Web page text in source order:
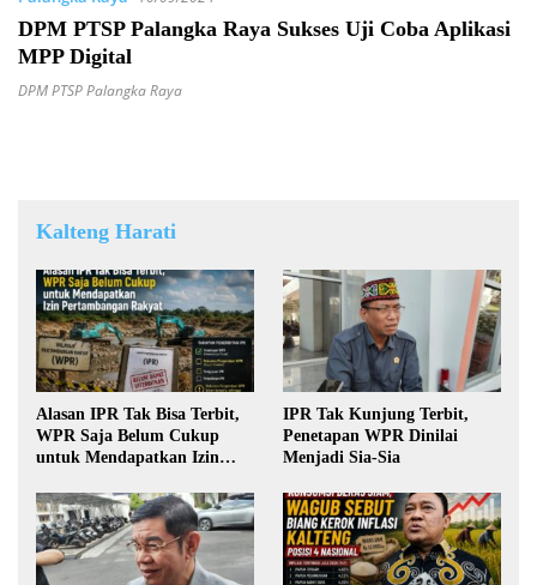
DPM PTSP Palangka Raya Sukses Uji Coba Aplikasi
MPP Digital
DPM PTSP Palangka Raya
Kalteng Harati
Alasan IPR Tak Bisa Terbit,
WPR Saja Belum Cukup
untuk Mendapatkan Izin
IPR Tak Kunjung Terbit,
Penetapan WPR Dinilai
Menjadi Sia-Sia